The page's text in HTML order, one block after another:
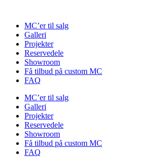
indholdMC’er til salg
Galleri
Projekter
Reservedele
Showroom
Få tilbud på custom MC
FAQ
MC’er til salg
Galleri
Projekter
Reservedele
Showroom
Få tilbud på custom MC
FAQ